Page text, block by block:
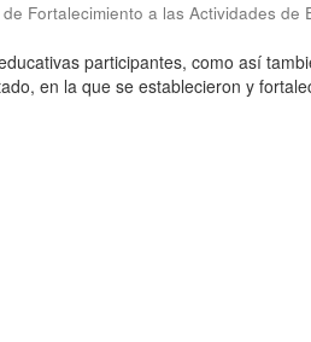
Fortalecimiento a las Actividades de
participantes, como así
en la que se establecieron y